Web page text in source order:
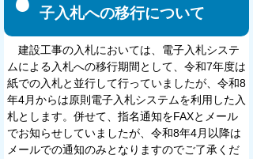
子入札への移行について
建設工事の入札においては、電子入札システ
ムによる入札への移行期間として、令和7年度は
紙での入札と並行して行っていましたが、令和8
年4月からは原則電子入札システムを利用した入
札とします。併せて、指名通知をFAXとメール
でお知らせしていましたが、令和8年4月以降は
メールでの通知のみとなりますのでご了承くだ